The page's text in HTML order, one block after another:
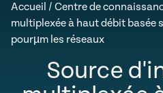
menu
menu
Accueil / Centre de
multiplexée à haut débit basée
pourµm les réseaux
Source